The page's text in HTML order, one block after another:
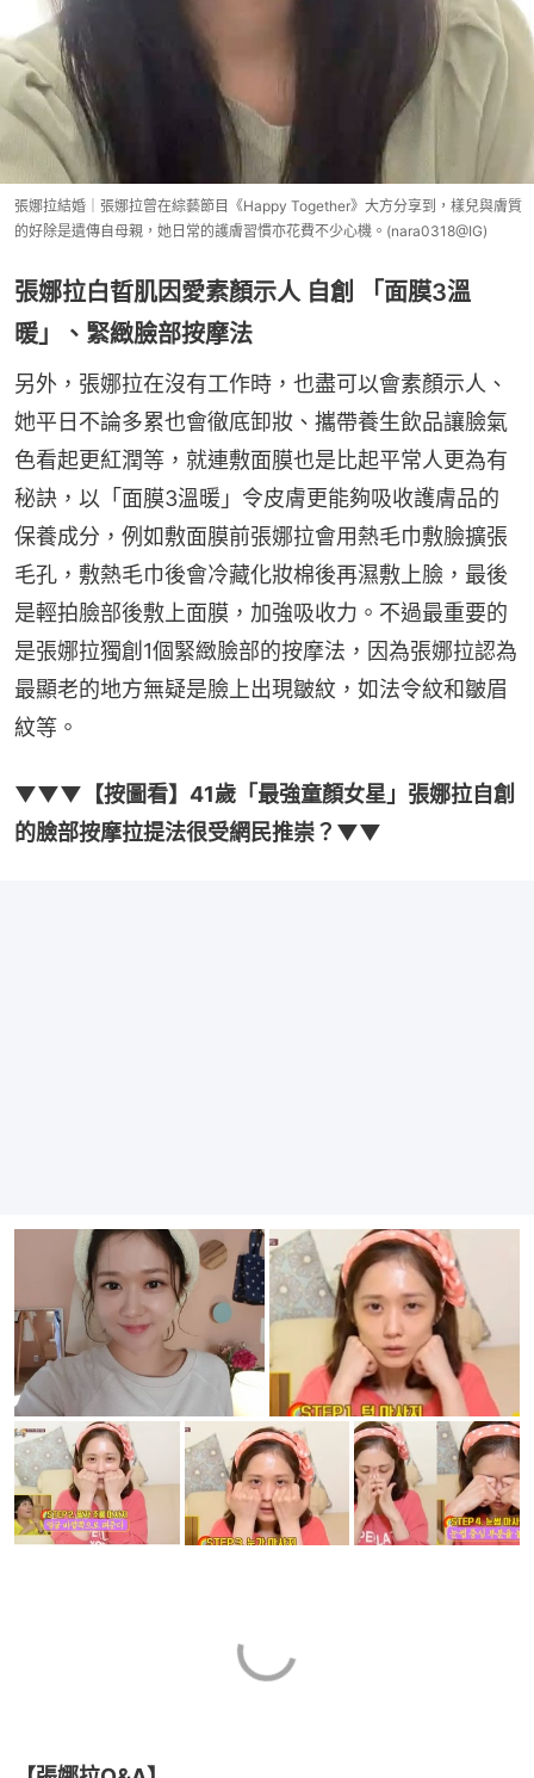
張娜拉結婚｜張娜拉曾在綜藝節目《Happy Together》大方分享到，樣兒與膚質
的好除是遺傳自母親，她日常的護膚習慣亦花費不少心機。(nara0318@IG)
張娜拉白晢肌因愛素顏示人 自創 「面膜3溫
暖」、緊緻臉部按摩法
另外，張娜拉在沒有工作時，也盡可以會素顏示人、
她平日不論多累也會徹底卸妝、攜帶養生飲品讓臉氣
色看起更紅潤等，就連敷面膜也是比起平常人更為有
秘訣，以「面膜3溫暖」令皮膚更能夠吸收護膚品的
保養成分，例如敷面膜前張娜拉會用熱毛巾敷臉擴張
毛孔，敷熱毛巾後會冷藏化妝棉後再濕敷上臉，最後
是輕拍臉部後敷上面膜，加強吸收力。不過最重要的
是張娜拉獨創1個緊緻臉部的按摩法，因為張娜拉認為
最顯老的地方無疑是臉上出現皺紋，如法令紋和皺眉
紋等。
▼▼▼【按圖看】41歲「最強童顏女星」張娜拉自創
的臉部按摩拉提法很受網民推崇？▼▼